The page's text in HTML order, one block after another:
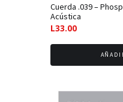
Cuerda .039 –
Acústica
L33.00